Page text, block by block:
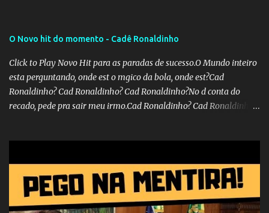
O Novo hit do momento - Cadê Ronaldinho
Click to Play Novo Hit para as paradas de sucesso.O Mundo inteiro
esta perguntando, onde est o mgico da bola, onde est?Cad
Ronaldinho? Cad Ronaldinho? Cad Ronaldinho?No d conta do
recado, pede pra sair meu irmo.Cad Ronaldinho? Cad Ronaldinho?